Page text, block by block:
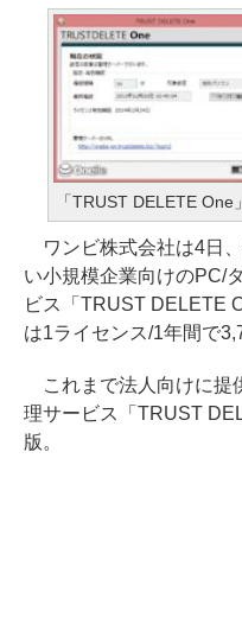
「TRUST DELETE One」
ワンビ株式会社は4日
い小規模企業向けのPC/
ビス「TRUST DELETE
は1ライセンス/1年間で
これまで法人向けに提
理サービス「TRUST
版。